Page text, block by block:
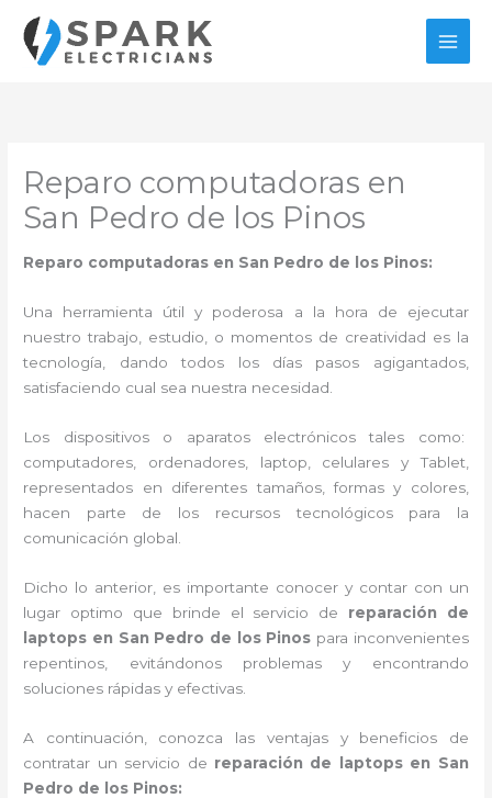
contenido
Reparo computadoras en
San Pedro de los Pinos
Reparo computadoras en San Pedro de los Pinos:
Una herramienta útil y poderosa a la hora de ejecutar
nuestro trabajo, estudio, o momentos de creatividad es la
tecnología, dando todos los días pasos agigantados,
satisfaciendo cual sea nuestra necesidad.
Los dispositivos o aparatos electrónicos tales como:
computadores, ordenadores, laptop, celulares y Tablet,
representados en diferentes tamaños, formas y colores,
hacen parte de los recursos tecnológicos para la
comunicación global.
Dicho lo anterior, es importante conocer y contar con un
lugar optimo que brinde el servicio de reparación de
laptops en San Pedro de los Pinos para inconvenientes
repentinos, evitándonos problemas y encontrando
soluciones rápidas y efectivas.
A continuación, conozca las ventajas y beneficios de
contratar un servicio de reparación de laptops en San
Pedro de los Pinos: